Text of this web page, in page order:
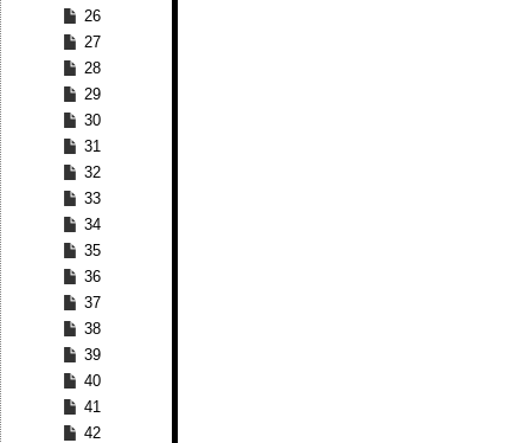
26
27
28
29
30
31
32
33
34
35
36
37
38
39
40
41
42